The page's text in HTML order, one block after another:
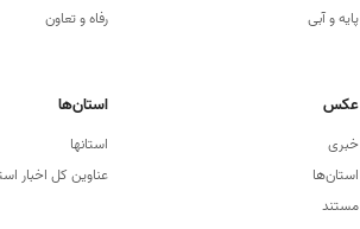
پایه و آبی
رفاه و تعاون
عکس
خبری
استان‌ها
مستند
استان‌ها
استانها
عناوین کل اخبار